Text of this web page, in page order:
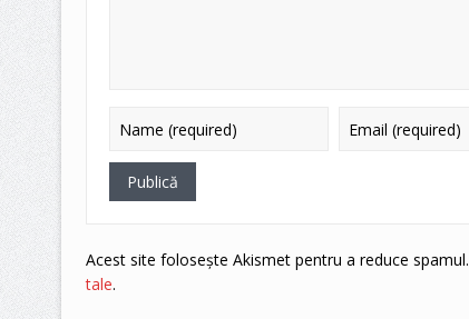
Acest site folosește Akismet pentru a reduce spamul.
tale.